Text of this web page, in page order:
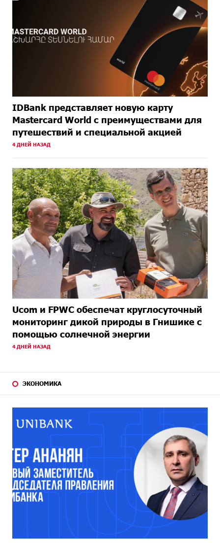
IDBank представляет новую карту
Mastercard World с преимуществами для
путешествий и специальной акцией
4 ДНЕЙ НАЗАД
Ucom и FPWC обеспечат круглосуточный
мониторинг дикой природы в Гнишике с
помощью солнечной энергии
4 ДНЕЙ НАЗАД
ЭКОНОМИКА